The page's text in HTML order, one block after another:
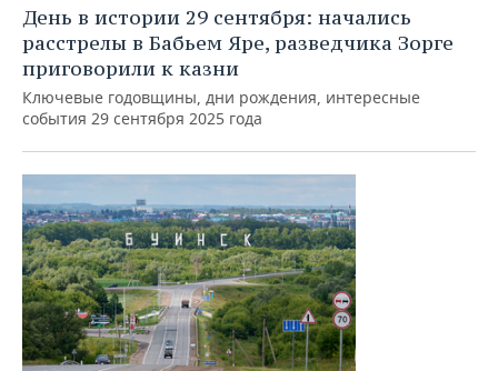
День в истории 29 сентября: начались
расстрелы в Бабьем Яре, разведчика Зорге
приговорили к казни
Ключевые годовщины, дни рождения, интересные
события 29 сентября 2025 года